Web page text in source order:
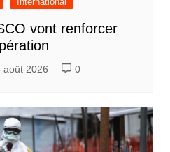
vont renforcer
août 2026 0